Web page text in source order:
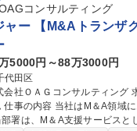
【M&Aトランザクション】総合コンサルティングファー
コンサルティング
ャー 【M&Aトランザ
5000円～88万3000円
代田区
ティング 求人名 ■マネージャー■【M&Aトランザクション】総合コンサルティン
てお
部署は、M＆A支援サービス